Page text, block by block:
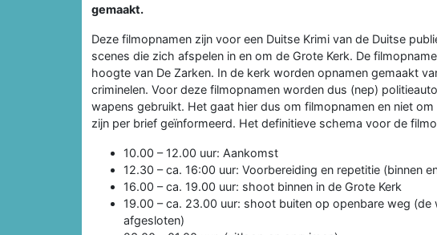
gemaakt.
Deze filmopnamen zijn voor een Duitse Krimi van de Duitse
scenes die zich afspelen in en om de Grote Kerk. De
hoogte van De Zarken. In de kerk worden opnamen gemaakt
criminelen. Voor deze filmopnamen worden dus (nep)
wapens gebruikt. Het gaat hier dus om filmopnamen en niet
zijn per brief geïnformeerd. Het definitieve schema voor de
10.00 – 12.00 uur: Aankomst
12.30 – ca. 16:00 uur: Voorbereiding en repetitie (binnen
16.00 – ca. 19.00 uur: shoot binnen in de Grote Kerk
19.00 – ca. 23.00 uur: shoot buiten op openbare weg (de
afgesloten)